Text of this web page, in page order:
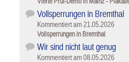
Vollsperrungen in Bremthal
Kommentiert am21.05.2026
Vollsperrungen in Bremthal
Wir sind nicht laut genug
Kommentiert am08.05.2026